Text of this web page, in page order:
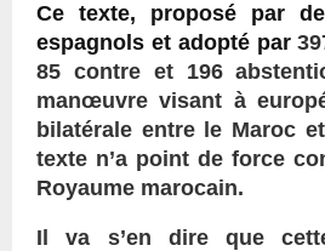
Ce texte, proposé par
espagnols et adopté par
85 contre et 196
manœuvre visant à
bilatérale entre le Maroc
texte n’a point de force
Royaume marocain.
Il va s’en dire que